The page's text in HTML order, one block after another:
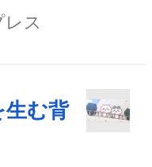
ス
生む背